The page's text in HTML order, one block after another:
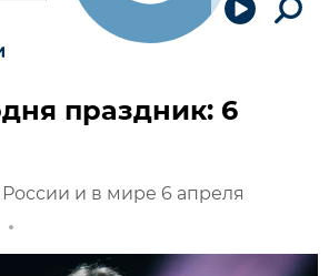
праздник: 6
и в мире 6 апреля